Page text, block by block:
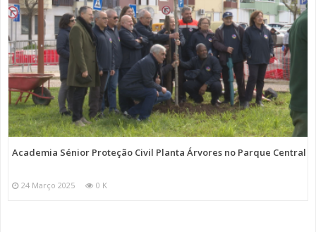
Academia Sénior Proteção Civil Planta Árvores no Parque Central
24 Março 2025 0 K